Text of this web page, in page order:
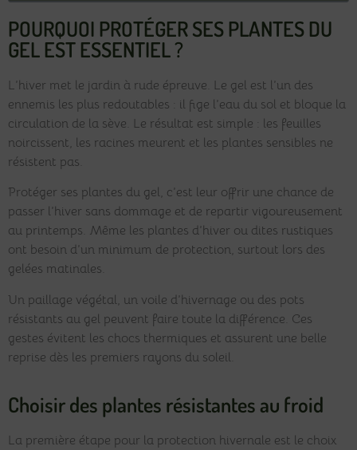
POURQUOI PROTÉGER SES PLANTES DU
GEL EST ESSENTIEL ?
L’hiver met le jardin à rude épreuve. Le gel est l’un des
ennemis les plus redoutables : il fige l’eau du sol et bloque la
circulation de la sève. Le résultat est simple : les feuilles
noircissent, les racines meurent et les plantes sensibles ne
résistent pas.
Protéger ses plantes du gel, c’est leur offrir une chance de
passer l’hiver sans dommage et de repartir vigoureusement
au printemps. Même les plantes d’hiver ou dites rustiques
ont besoin d’un minimum de protection, surtout lors des
gelées matinales.
Un paillage végétal, un voile d’hivernage ou des pots
résistants au gel peuvent faire toute la différence. Ces
gestes évitent les chocs thermiques et assurent une belle
reprise dès les premiers rayons du soleil.
Choisir des plantes résistantes au froid
La première étape pour la protection hivernale est le choix